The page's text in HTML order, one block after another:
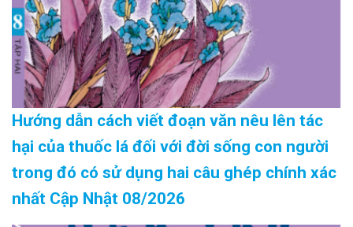
Hướng dẫn cách viết đoạn văn nêu lên tác
hại của thuốc lá đối với đời sống con người
trong đó có sử dụng hai câu ghép chính xác
nhất Cập Nhật 08/2026